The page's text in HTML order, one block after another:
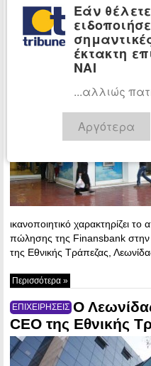
Περισσότερα »
ΠΟΛΙΤΙΚΗ
Finansbank στην
ικανοποιητικό χαρακτηρίζει το
πώλησης της Finansbank στην
της Εθνικής Τράπεζας,
Περισσότερα »
ΕΠΙΧΕΙΡΗΣΕΙΣ Ο
CEO της Εθνικής
Εάν
έκτακτη
ΝΑΙ
...αλλιώς
Αργότερα